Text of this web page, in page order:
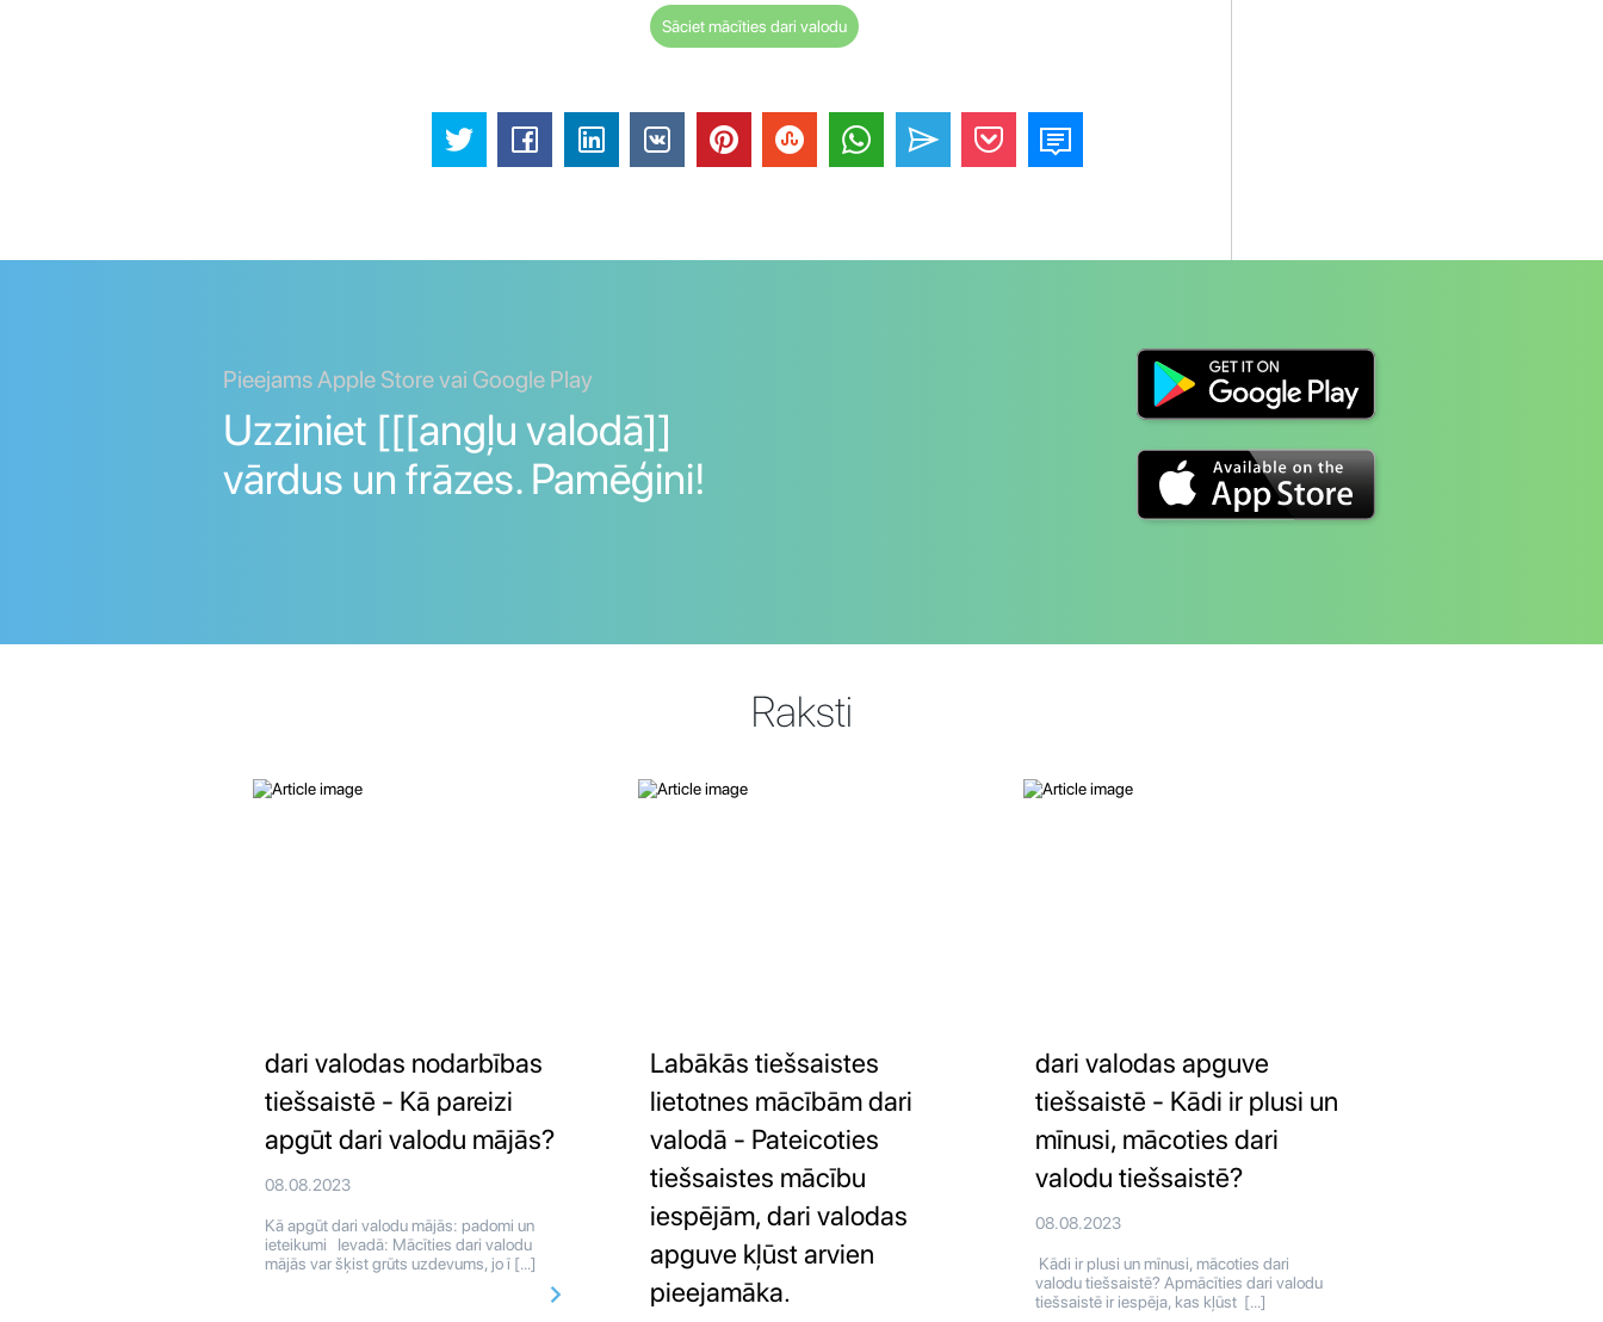
Sāciet mācīties dari valodu
Pieejams Apple Store vai Google Play
Uzziniet [[[angļu valodā]]
vārdus un frāzes. Pamēģini!
Raksti
dari valodas nodarbības
tiešsaistē - Kā pareizi
apgūt dari valodu mājās?
08.08.2023
Kā apgūt dari valodu mājās: padomi un
ieteikumi Ievadā: Mācīties dari valodu
mājās var šķist grūts uzdevums, jo ī […]
Labākās tiešsaistes
lietotnes mācībām dari
valodā - Pateicoties
tiešsaistes mācību
iespējām, dari valodas
apguve kļūst arvien
pieejamāka.
dari valodas apguve
tiešsaistē - Kādi ir plusi un
mīnusi, mācoties dari
valodu tiešsaistē?
08.08.2023
Kādi ir plusi un mīnusi, mācoties dari
valodu tiešsaistē? Apmācīties dari valodu
tiešsaistē ir iespēja, kas kļūst […]